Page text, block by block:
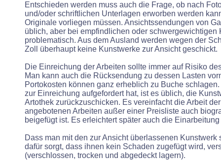
Entschieden werden muss auch die Frage, ob nach
und/oder schriftlichen Unterlagen erworben werden
Originale vorliegen müssen. Ansichtssendungen von
üblich, aber bei empfindlichen oder schwergewichtigen
problematisch. Aus dem Ausland werden wegen der
Zoll überhaupt keine Kunstwerke zur Ansicht geschickt.
Die Einreichung der Arbeiten sollte immer auf Risiko
Man kann auch die Rücksendung zu dessen Lasten
Portokosten können ganz erheblich zu Buche
zur Einreichung aufgefordert hat, ist es üblich, die
Artothek zurückzuschicken. Es vereinfacht die Arbeit
angebotenen Arbeiten außer einer Preisliste auch
beigefügt ist. Es erleichtert später auch die
Dass man mit den zur Ansicht überlassenen Kunstwerk
dafür sorgt, dass ihnen kein Schaden zugefügt wird,
(verschlossen, trocken und abgedeckt lagern).